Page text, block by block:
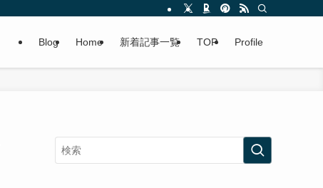
Blog Home 新着記事一覧 TOP Profile